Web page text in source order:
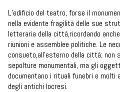
L’edificio del teatro, forse il
nella evidente fragilità delle sue
letteraria della città,ricordando
riunioni e assemblee politiche. Le
consueto,all’esterno della città; non
sepolture monumentali, ma gli
documentano i rituali funebri e
degli antichi locresi.